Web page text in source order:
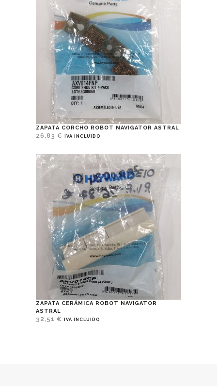
ZAPATA CORCHO ROBOT NAVIGATOR ASTRAL
26,83 € IVA INCLUIDO
ZAPATA CERÁMICA ROBOT NAVIGATOR
ASTRAL
32,51 € IVA INCLUIDO